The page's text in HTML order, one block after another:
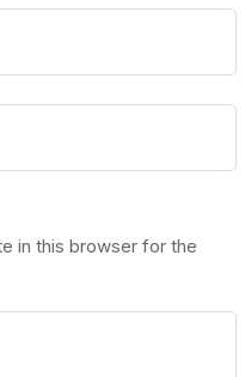
in this browser for the